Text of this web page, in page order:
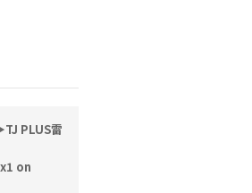
PLUS雷
on